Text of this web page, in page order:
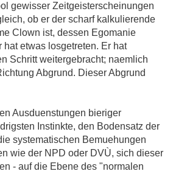
gewisser Zeitgeisterscheinungen
ob er der scharf kalkulierende
Clown ist, dessen Egomanie
hat etwas losgetreten. Er hat
Schritt weitergebracht; naemlich
Abgrund. Dieser Abgrund
Ausduenstungen bieriger
Instinkte, den Bodensatz der
systematischen Bemuehungen
wie der NPD oder DVÙ, sich dieser
- auf die Ebene des "normalen